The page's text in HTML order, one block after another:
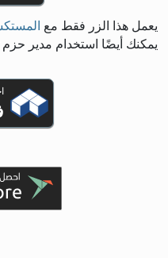
يعمل هذا الزر فقط مع
يمكنك أيضًا استخدام مدير حزم